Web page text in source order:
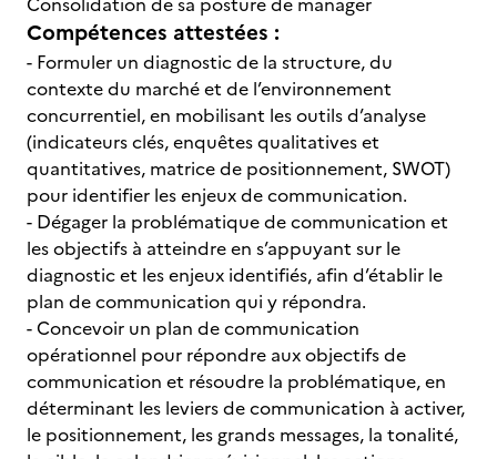
Compétences attestées :
- Formuler un diagnostic de la structure, du
contexte du marché et de l’environnement
concurrentiel, en mobilisant les outils d’analyse
(indicateurs clés, enquêtes qualitatives et
quantitatives, matrice de positionnement, SWOT)
pour identifier les enjeux de communication.
- Dégager la problématique de communication et
les objectifs à atteindre en s’appuyant sur le
diagnostic et les enjeux identifiés, afin d’établir le
plan de communication qui y répondra.
- Concevoir un plan de communication
opérationnel pour répondre aux objectifs de
communication et résoudre la problématique, en
déterminant les leviers de communication à activer,
le positionnement, les grands messages, la tonalité,